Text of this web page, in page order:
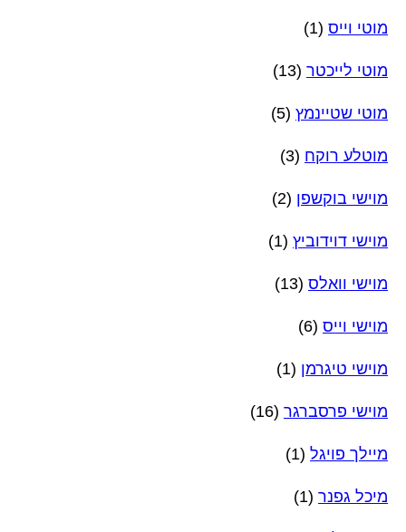
מוטי וייס (1)
מוטי לייכטר (13)
מוטי שטיינמץ (5)
מוטלע רוקח (3)
מוישי בוקשפן (2)
מוישי דוידוביץ (1)
מוישי וואלס (13)
מוישי וייס (6)
מוישי טיגרמן (1)
מוישי פרסברגר (16)
מיילך פויגל (1)
מיכל גפנר (1)